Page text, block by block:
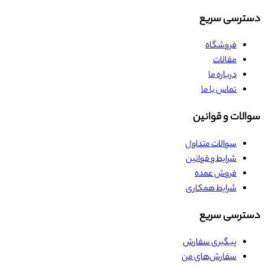
دسترسی سریع
فروشگاه
مقالات
درباره ما
تماس با ما
سوالات و قوانین
سوالات متداول
شرایط و قوانین
فروش عمده
شرایط همکاری
دسترسی سریع
پیگیری سفارش
سفارش‌های من